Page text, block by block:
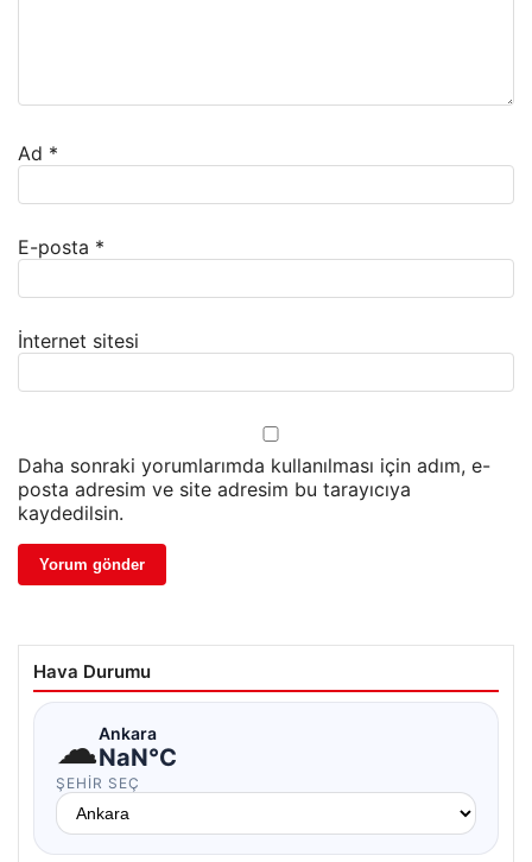
Ad *
E-posta *
İnternet sitesi
Daha sonraki yorumlarımda kullanılması için adım, e-
posta adresim ve site adresim bu tarayıcıya
kaydedilsin.
Hava Durumu
☁Ankara
NaN°C
ŞEHIR SEÇ